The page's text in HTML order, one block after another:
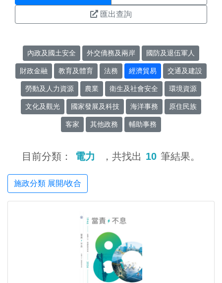
匯出查詢
內政及國土安全 外交僑務及兩岸 國防及退伍軍人
財政金融 教育及體育 法務 經濟貿易 交通及建設
勞動及人力資源 農業 衛生及社會安全 環境資源
文化及觀光 國家發展及科技 海洋事務 原住民族
客家 其他政務 輔助事務
目前分類： 電力 ，共找出 10 筆結果。
施政分類 展開/收合